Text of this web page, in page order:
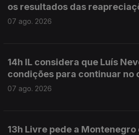
os resultados das
07 ago. 2026
14h IL considera que Luís
condições para continuar no
07 ago. 2026
13h Livre pede a